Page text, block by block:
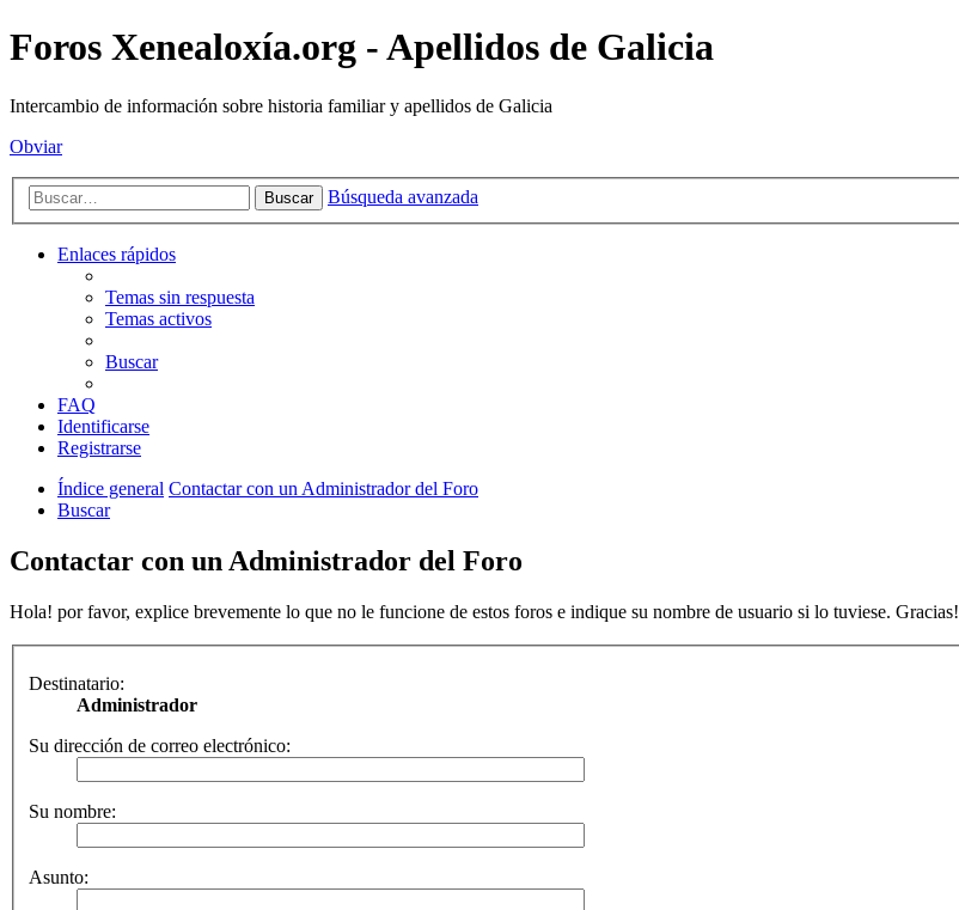
Foros Xenealoxía.org - Apellidos de Galicia
Intercambio de información sobre historia familiar y apellidos de Galicia
Obviar
Buscar Búsqueda avanzada
Enlaces rápidos
Temas sin respuesta
Temas activos
Buscar
FAQ
Identificarse
Registrarse
Índice general Contactar con un Administrador del Foro
Buscar
Contactar con un Administrador del Foro
Hola! por favor, explice brevemente lo que no le funcione de estos foros e indique su nombre de usuario si lo tuviese. Gracias!
Destinatario:
Administrador
Su dirección de correo electrónico:
Su nombre:
Asunto: